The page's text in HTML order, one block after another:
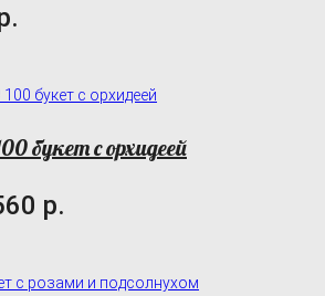
букет с орхидеей
р.